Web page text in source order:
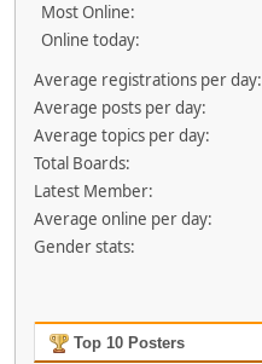
Most Online:
Online today:
Average registrations per day:
Average posts per day:
Average topics per day:
Total Boards:
Latest Member:
Average online per day:
Gender stats:
Top 10 Posters